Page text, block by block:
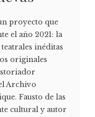
proyecto que
el año 2021: la
inéditas
originales
Archivo
Fausto de las
cultural y autor